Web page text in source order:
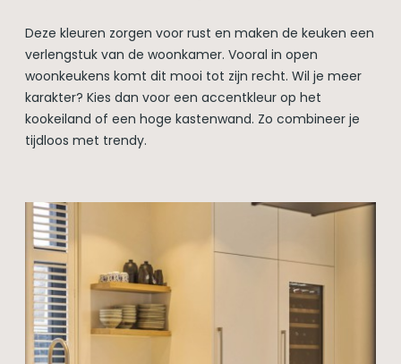
Deze kleuren zorgen voor rust en maken de keuken een
verlengstuk van de woonkamer. Vooral in open
woonkeukens komt dit mooi tot zijn recht. Wil je meer
karakter? Kies dan voor een accentkleur op het
kookeiland of een hoge kastenwand. Zo combineer je
tijdloos met trendy.